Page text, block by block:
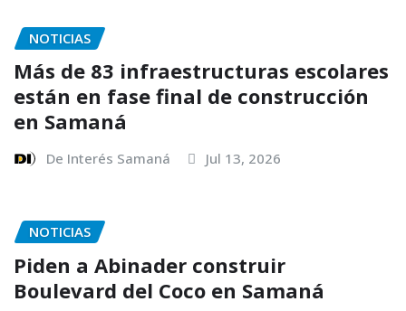
NOTICIAS
Más de 83 infraestructuras escolares
están en fase final de construcción
en Samaná
De Interés Samaná Jul 13, 2026
NOTICIAS
Piden a Abinader construir
Boulevard del Coco en Samaná